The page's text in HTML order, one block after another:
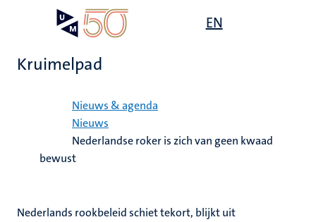
EN
Kruimelpad
Nieuws & agenda
Nieuws
Nederlandse roker is zich van geen kwaad
bewust
Nederlands rookbeleid schiet tekort, blijkt uit